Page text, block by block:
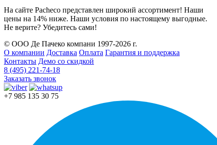
На сайте Pacheco представлен широкий ассортимент! Наши
цены на 14% ниже. Наши условия по настоящему выгодные.
Не верите? Убедитесь сами!
© ООО Де Пачеко компани 1997-2026 г.
О компании Доставка Оплата Гарантия и поддержка
Контакты Демо со скидкой
8 (495) 221-74-18
Заказать звонок
+7 985 135 30 75